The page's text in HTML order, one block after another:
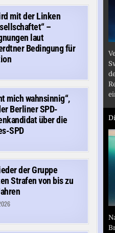
mit der Linken
–
laut
Bedingung für
mich wahnsinnig“,
Berliner SPD-
über die
SPD
der Gruppe
Strafen von bis zu